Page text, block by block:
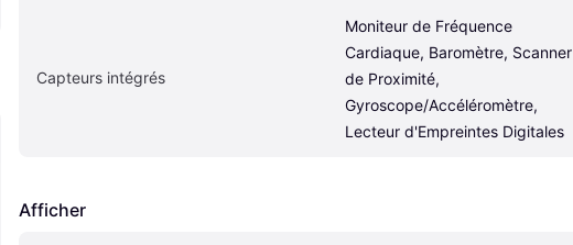
Capteurs intégrés
Moniteur de Fréquence
Cardiaque, Baromètre, Scanner
de Proximité,
Gyroscope/Accéléromètre,
Lecteur d'Empreintes Digitales
Afficher